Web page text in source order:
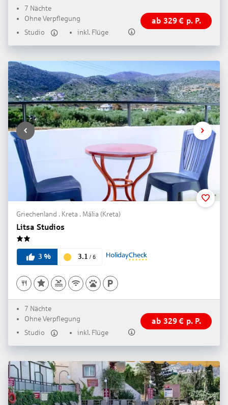
7 Nächte
Ohne Verpflegung
Studio
inkl. Flüge
ab 329€ p. P.
Griechenland . Kreta . Mália (Kreta)
Litsa Studios
3 % 3.1 / 6
7 Nächte
Ohne Verpflegung
Studio
inkl. Flüge
ab 329€ p. P.